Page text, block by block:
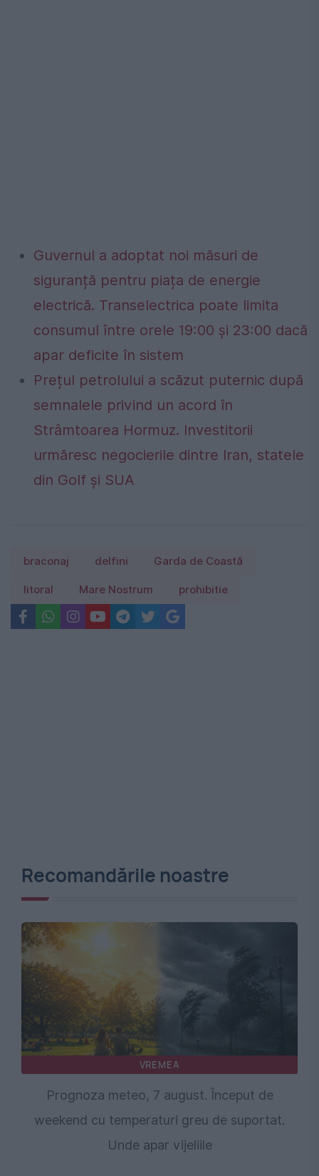
Guvernul a adoptat noi măsuri de
siguranță pentru piața de energie
electrică. Transelectrica poate limita
consumul între orele 19:00 și 23:00 dacă
apar deficite în sistem
Prețul petrolului a scăzut puternic după
semnalele privind un acord în
Strâmtoarea Hormuz. Investitorii
urmăresc negocierile dintre Iran, statele
din Golf și SUA
braconaj delfini Garda de Coastă
litoral Mare Nostrum prohibitie
Recomandările noastre
VREMEA
Prognoza meteo, 7 august. Început de
weekend cu temperaturi greu de suportat.
Unde apar vijeliile